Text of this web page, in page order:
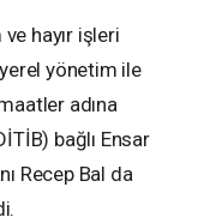
hayır işleri
yönetim ile
adına
bağlı Ensar
Recep Bal da